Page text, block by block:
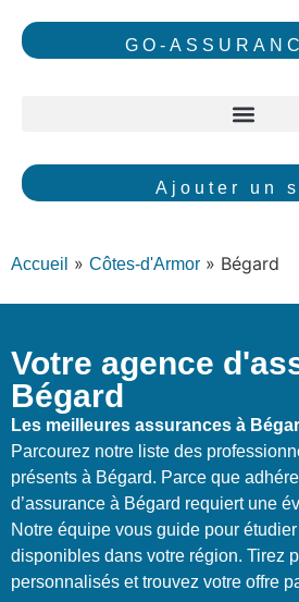
GO-
Ajouter un
Accueil » Côtes-d'Armor » Bégard
Votre agence
Bégard
Les meilleures assurances à
Parcourez notre liste des
présents à Bégard. Parce que
d’assurance à Bégard requiert une
Notre équipe vous guide pour
disponibles dans votre région. Tirez
personnalisés et trouvez votre offre